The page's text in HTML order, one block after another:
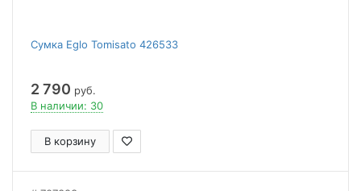
Сумка Eglo Tomisato 426533
2 790 руб.
В наличии: 30
В корзину